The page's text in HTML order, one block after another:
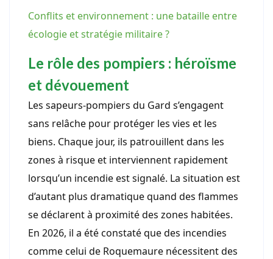
Conflits et environnement : une bataille entre
écologie et stratégie militaire ?
Le rôle des pompiers : héroïsme
et dévouement
Les sapeurs-pompiers du Gard s’engagent
sans relâche pour protéger les vies et les
biens. Chaque jour, ils patrouillent dans les
zones à risque et interviennent rapidement
lorsqu’un incendie est signalé. La situation est
d’autant plus dramatique quand des flammes
se déclarent à proximité des zones habitées.
En 2026, il a été constaté que des incendies
comme celui de Roquemaure nécessitent des